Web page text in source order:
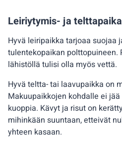
Leiriytymis- ja
Hyvä leiripaikka tarjoaa suojaa
tulentekopaikan polttopuineen.
lähistöllä tulisi olla myös vettä.
Hyvä teltta- tai laavupaikka on
Makuupaikkojen kohdalle ei
kuoppia. Kävyt ja risut on
mihinkään suuntaan, etteivät
yhteen kasaan.